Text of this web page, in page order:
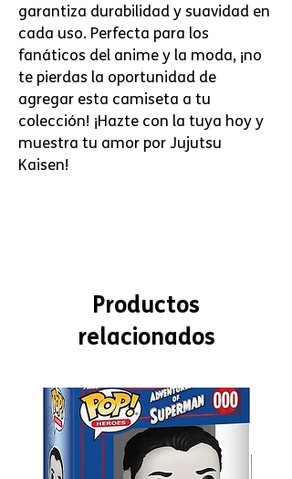
garantiza durabilidad y suavidad en
cada uso. Perfecta para los
fanáticos del anime y la moda, ¡no
te pierdas la oportunidad de
agregar esta camiseta a tu
colección! ¡Hazte con la tuya hoy y
muestra tu amor por Jujutsu
Kaisen!
Productos
relacionados